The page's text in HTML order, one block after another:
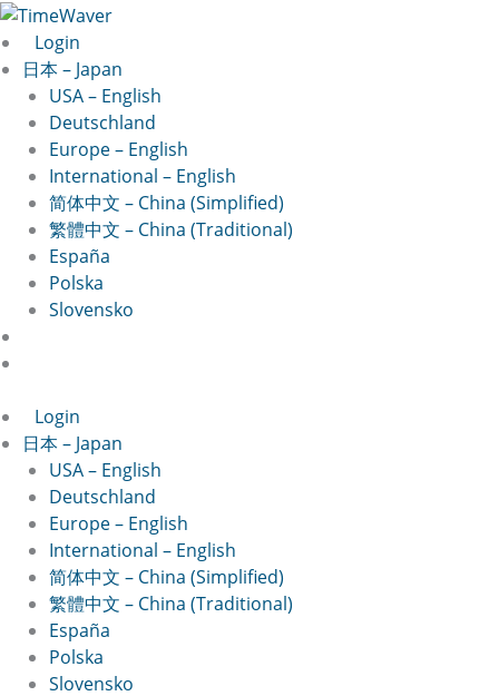
Skip
to
content
Login
日本 – Japan
USA – English
Deutschland
Europe – English
International – English
简体中文 – China (Simplified)
繁體中文 – China (Traditional)
España
Polska
Slovensko
Login
日本 – Japan
USA – English
Deutschland
Europe – English
International – English
简体中文 – China (Simplified)
繁體中文 – China (Traditional)
España
Polska
Slovensko